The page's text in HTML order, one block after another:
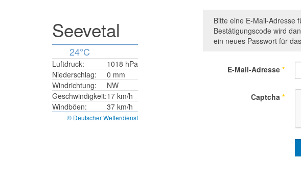
Bitte eine E-Mail-Adresse
Bestätigungscode wird
ein neues Passwort für
E-Mail-Adresse *
Captcha *
Seevetal
24°C
Luftdruck:
1018 hPa
Niederschlag:
0 mm
Windrichtung:
NW
Geschwindigkeit:17 km/h
Windböen:
37 km/h
© Deutscher Wetterdienst